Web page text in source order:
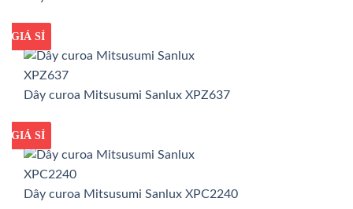
GIÁ TỐT
GIÁ SỈ
Dây curoa Mitsusumi Sanlux XPZ637
GIÁ TỐT
GIÁ SỈ
Dây curoa Mitsusumi Sanlux XPC2240